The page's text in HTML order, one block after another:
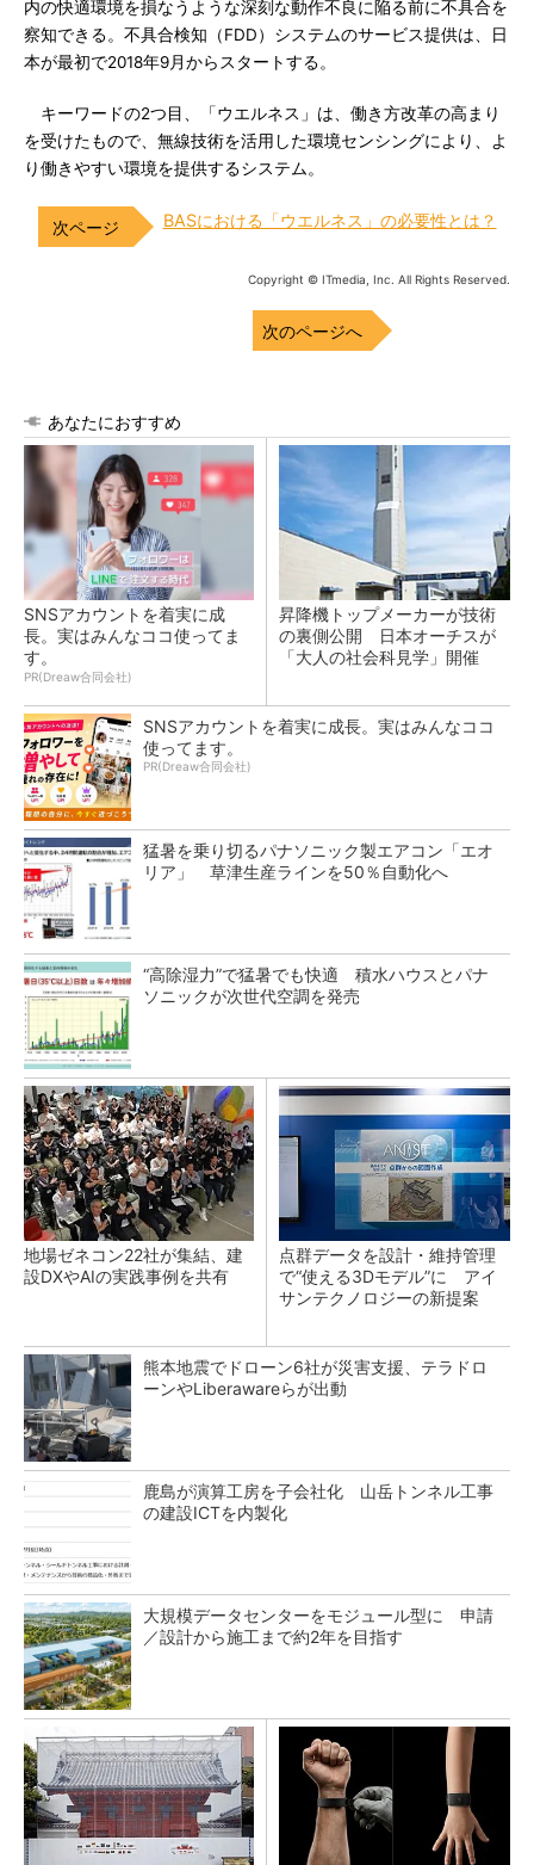
内の快適環境を損なうような深刻な動作不良に陥る前に不具合を
察知できる。不具合検知（FDD）システムのサービス提供は、日
本が最初で2018年9月からスタートする。
キーワードの2つ目、「ウエルネス」は、働き方改革の高まり
を受けたもので、無線技術を活用した環境センシングにより、よ
り働きやすい環境を提供するシステム。
BASにおける「ウエルネス」の必要性とは？
Copyright © ITmedia, Inc. All Rights Reserved.
次のページへ
あなたにおすすめ
SNSアカウントを着実に成
長。実はみんなココ使ってま
す。
PR(Dreaw合同会社)
昇降機トップメーカーが技術
の裏側公開 日本オーチスが
「大人の社会科見学」開催
SNSアカウントを着実に成長。実はみんなココ
使ってます。
PR(Dreaw合同会社)
猛暑を乗り切るパナソニック製エアコン「エオ
リア」 草津生産ラインを50％自動化へ
“高除湿力”で猛暑でも快適 積水ハウスとパナ
ソニックが次世代空調を発売
地場ゼネコン22社が集結、建
設DXやAIの実践事例を共有
点群データを設計・維持管理
で“使える3Dモデル”に アイ
サンテクノロジーの新提案
熊本地震でドローン6社が災害支援、テラドロ
ーンやLiberawareらが出動
鹿島が演算工房を子会社化 山岳トンネル工事
の建設ICTを内製化
大規模データセンターをモジュール型に 申請
／設計から施工まで約2年を目指す